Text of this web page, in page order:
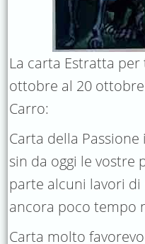
La carta Estratta
ottobre al 20
Carro:
Carta della
sin da oggi le vostre
parte alcuni lavori di
ancora poco tempo
Carta molto